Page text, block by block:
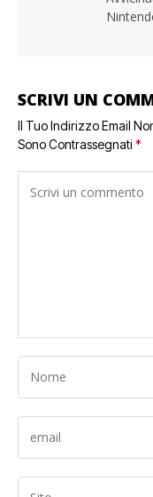
SCRIVI UN
Il Tuo Indirizzo Email
Sono Contrassegnati *